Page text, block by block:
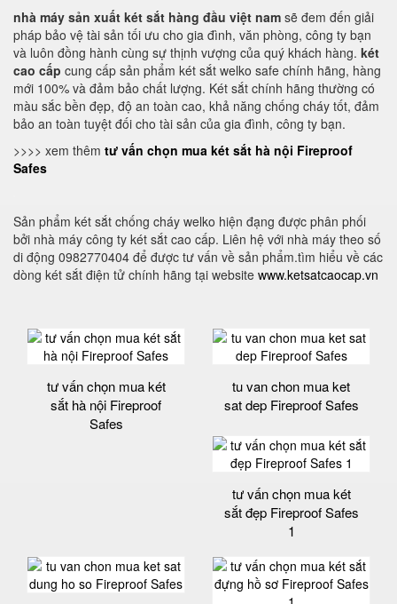
nhà máy sản xuất két sắt hàng đầu việt nam sẽ đem đến giải
pháp bảo vệ tài sản tối ưu cho gia đình, văn phòng, công ty bạn
và luôn đồng hành cùng sự thịnh vượng của quý khách hàng. két
cao cấp cung cấp sản phẩm két sắt welko safe chính hãng, hàng
mới 100% và đảm bảo chất lượng. Két sắt chính hãng thường có
màu sắc bền đẹp, độ an toàn cao, khả năng chống cháy tốt, đảm
bảo an toàn tuyệt đối cho tài sản của gia đình, công ty bạn.
>>>> xem thêm tư vấn chọn mua két sắt hà nội Fireproof
Safes
Sản phẩm két sắt chống cháy welko hiện đạng được phân phối
bởi nhà máy công ty két sắt cao cấp. Liên hệ với nhà máy theo số
di động 0982770404 để được tư vấn về sản phẩm.tìm hiểu về các
dòng két sắt điện tử chính hãng tại website www.ketsatcaocap.vn
tư vấn chọn mua két
sắt hà nội Fireproof
Safes
tu van chon mua ket
sat dep Fireproof Safes
tư vấn chọn mua két
sắt đẹp Fireproof Safes
1